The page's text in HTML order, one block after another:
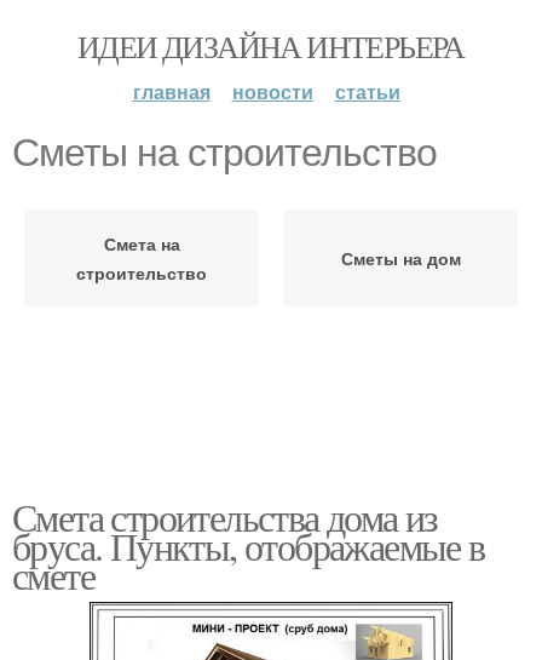
ИДЕИ ДИЗАЙНА ИНТЕРЬЕРА
главная новости статьи
Сметы на строительство
Смета на
строительство
Сметы на дом
Смета строительства дома из
бруса. Пункты, отображаемые в
смете